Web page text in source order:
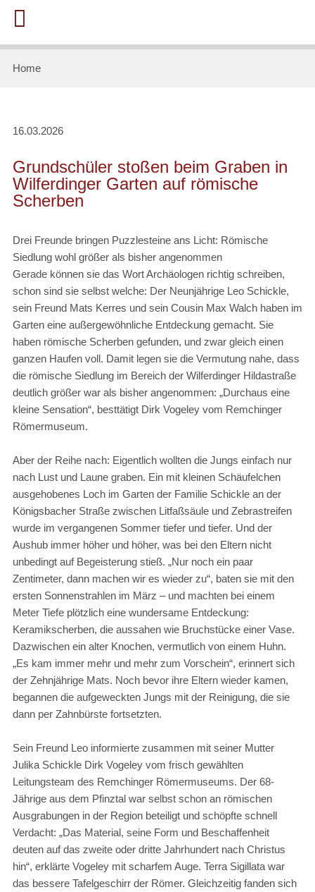
Home
16.03.2026
Grundschüler stoßen beim Graben in
Wilferdinger Garten auf römische
Scherben
Drei Freunde bringen Puzzlesteine ans Licht: Römische
Siedlung wohl größer als bisher angenommen
Gerade können sie das Wort Archäologen richtig schreiben,
schon sind sie selbst welche: Der Neunjährige Leo Schickle,
sein Freund Mats Kerres und sein Cousin Max Walch haben im
Garten eine außergewöhnliche Entdeckung gemacht. Sie
haben römische Scherben gefunden, und zwar gleich einen
ganzen Haufen voll. Damit legen sie die Vermutung nahe, dass
die römische Siedlung im Bereich der Wilferdinger Hildastraße
deutlich größer war als bisher angenommen: „Durchaus eine
kleine Sensation“, besttätigt Dirk Vogeley vom Remchinger
Römermuseum.
Aber der Reihe nach: Eigentlich wollten die Jungs einfach nur
nach Lust und Laune graben. Ein mit kleinen Schäufelchen
ausgehobenes Loch im Garten der Familie Schickle an der
Königsbacher Straße zwischen Litfaßsäule und Zebrastreifen
wurde im vergangenen Sommer tiefer und tiefer. Und der
Aushub immer höher und höher, was bei den Eltern nicht
unbedingt auf Begeisterung stieß. „Nur noch ein paar
Zentimeter, dann machen wir es wieder zu“, baten sie mit den
ersten Sonnenstrahlen im März – und machten bei einem
Meter Tiefe plötzlich eine wundersame Entdeckung:
Keramikscherben, die aussahen wie Bruchstücke einer Vase.
Dazwischen ein alter Knochen, vermutlich von einem Huhn.
„Es kam immer mehr und mehr zum Vorschein“, erinnert sich
der Zehnjährige Mats. Noch bevor ihre Eltern wieder kamen,
begannen die aufgeweckten Jungs mit der Reinigung, die sie
dann per Zahnbürste fortsetzten.
Sein Freund Leo informierte zusammen mit seiner Mutter
Julika Schickle Dirk Vogeley vom frisch gewählten
Leitungsteam des Remchinger Römermuseums. Der 68-
Jährige aus dem Pfinztal war selbst schon an römischen
Ausgrabungen in der Region beteiligt und schöpfte schnell
Verdacht: „Das Material, seine Form und Beschaffenheit
deuten auf das zweite oder dritte Jahrhundert nach Christus
hin“, erklärte Vogeley mit scharfem Auge. Terra Sigillata war
das bessere Tafelgeschirr der Römer. Gleichzeitig fanden sich